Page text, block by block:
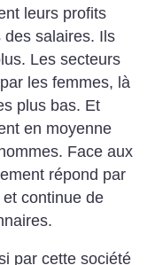
leurs profits
salaires. Ils
Les secteurs
les femmes, là
plus bas. Et
en moyenne
Face aux
répond par
continue de
par cette société